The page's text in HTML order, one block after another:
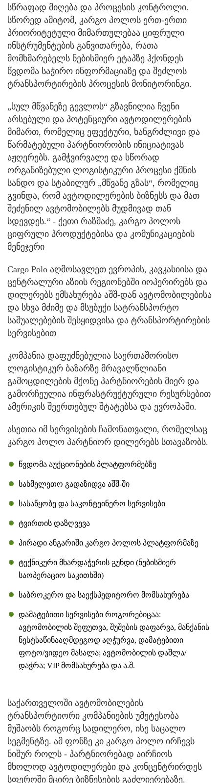
სწრაფად მიღება და პროცესის კონტროლი.
სწორედ ამიტომ, კარგო პოლოს ერთ-ერთი
პრიორიტეტული მიმართულებაა ციფრული
ინსტრუმენტების განვითარება, რათა
მომხმარებელს ნებისმიერ ეტაპზე ჰქონდეს
წვდომა საჭირო ინფორმაციაზე და შეძლოს
ტრანსპორტირების პროცესის მონიტორინგი.
„სულ მწვანეზე გევლოს“ გზავნილია ჩვენი
არსებული და პოტენციური ავტოდილერების
მიმართ, რომელიც ეფექტური, ხანგრძლივი და
წარმატებული პარტნიორობის ინიციატივას
აჟღერებს. გამჭვირვალე და სწორად
ორგანიზებული ლოგისტიკური პროცესი ქმნის
სანდო და სტაბილურ „მწვანე გზას“, რომელიც
გვინდა, რომ ავტოდილერების ბიზნესს და მათ
შეძენილ ავტომობილებს მუდმივად თან
სდევდეს.“ - ქეთი რაზმაძე, კარგო პოლოს
ციფრული პროდუქტებისა და კომუნიკაციების
მენეჯერი
Cargo Polo აღმოსავლეთ ევროპის, კავკასიისა და
ცენტრალური აზიის რეგიონებში იოპერირებს და
დილერებს ემსახურება აშშ-დან ავტომობილებისა
და სხვა მძიმე და მსუბუქი სატრანსპორტო
საშუალებების შესყიდვისა და ტრანსპორტირების
სერვისებით
კომპანია დაფუძნებულია საერთაშორისო
ლოგისტიკურ ბაზარზე მრავალწლიანი
გამოცდილების მქონე პარტნიორების მიერ და
გამორჩეულია ინფრასტრუქტურული რესურსებით
ამერიკის შეერთებულ შტატებსა და ევროპაში.
ასეთია იმ სერვისების ჩამონათვალი, რომელსაც
კარგო პოლო პარტნიორ დილერებს სთავაზობს.
წვდომა აუქციონების პლატფორმებზე
სახმელეთო გადაზიდვა აშშ-ში
სასაწყობე და საკონტეინერო სერვისები
ტვირთის დაზღვევა
პირადი ანგარიში კარგო პოლოს პლატფორმაზე
ტექნიკური მხარდაჭერის გუნდი (ნებისმიერ
საოპერაციო საკითხში)
საბროკერო და საექსპედიტორო მომსახურება
დამატებითი სერვისები როგორებიცაა:
ავტომობილის შეფუთვა, შუშების დაფარვა, მანქანის
ნესტსაწინააღმდეგოდ აღჭურვა, დამატებითი
ფოტო/ვიდეო მასალა; ავტომობილის დაშლა/
დაჭრა; VIP მომსახურება და ა.შ.
საქართველოში ავტომობილების
ტრანსპორტიორი კომპანიების უმეტესობა
მუშაობს როგორც სადილერო, ისე საცალო
სეგმენტზე. ამ ფონზე კი კარგო პოლო ირჩევს
ნიშურ როლს - პარტნიორებად აირჩიოს
მხოლოდ ავტოდილერები და კონცენტრირდეს
სფეროში მცირე ბიზნესების გაძლიერებაზე.